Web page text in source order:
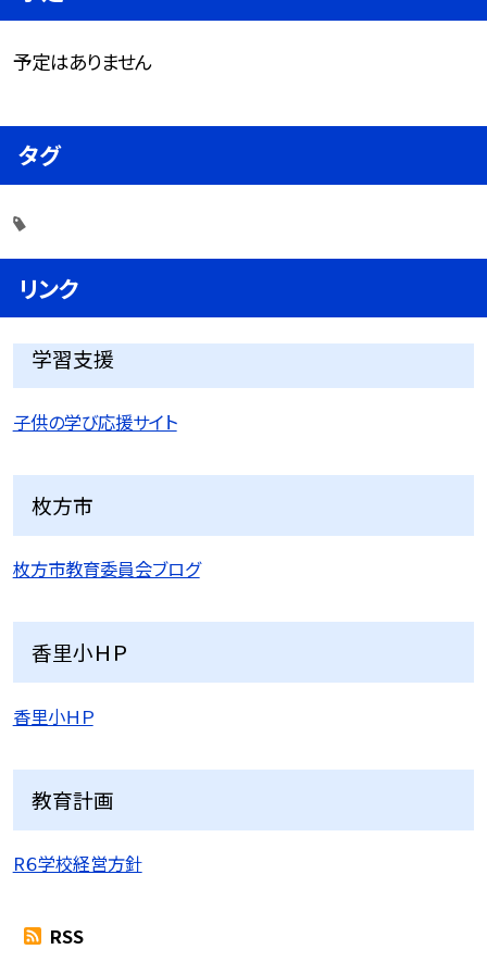
予定はありません
タグ
リンク
学習支援
子供の学び応援サイト
枚方市
枚方市教育委員会ブログ
香里小ＨＰ
香里小ＨＰ
教育計画
R６学校経営方針
RSS